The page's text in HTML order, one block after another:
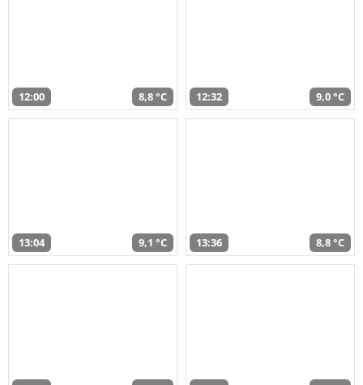
12:00 8,8 °C 12:32 9,0 °C
13:04 9,1 °C 13:36 8,8 °C